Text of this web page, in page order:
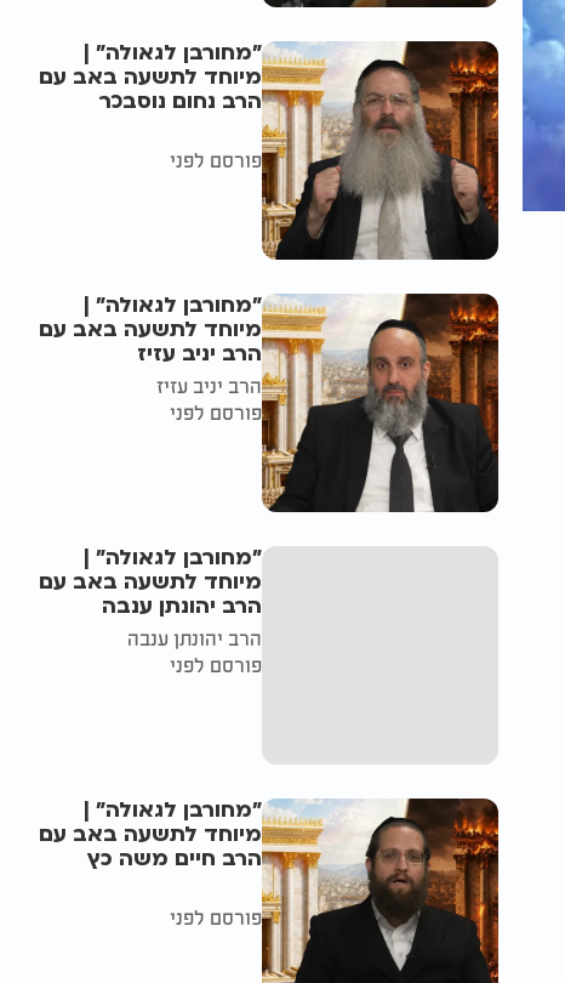
"מחורבן לגאולה" |
מיוחד לתשעה באב עם
הרב נחום נוסבכר
פורסם לפני
"מחורבן לגאולה" |
מיוחד לתשעה באב עם
הרב יניב עזיז
הרב יניב עזיז
פורסם לפני
"מחורבן לגאולה" |
מיוחד לתשעה באב עם
הרב יהונתן ענבה
הרב יהונתן ענבה
פורסם לפני
"מחורבן לגאולה" |
מיוחד לתשעה באב עם
הרב חיים משה כץ
פורסם לפני